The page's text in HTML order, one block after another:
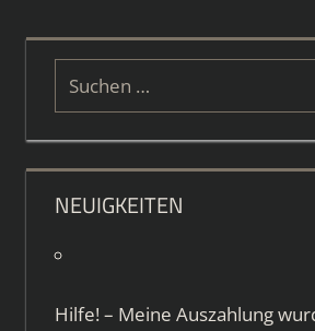
Suchen
NEUIGKEITEN
Hilfe! – Meine Auszahlung